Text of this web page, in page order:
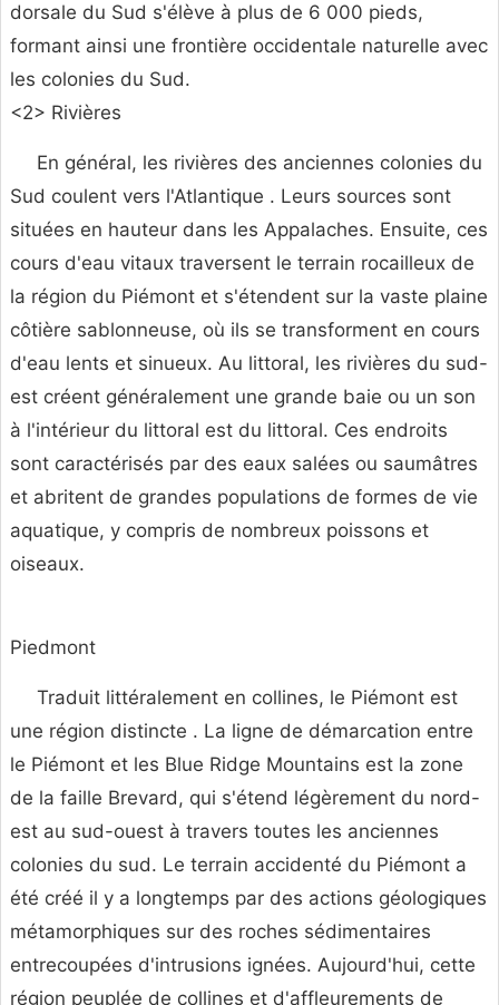
dorsale du Sud s'élève à plus de 6 000 pieds,
formant ainsi une frontière occidentale naturelle avec
les colonies du Sud.
<2> Rivières
En général, les rivières des anciennes colonies du
Sud coulent vers l'Atlantique . Leurs sources sont
situées en hauteur dans les Appalaches. Ensuite, ces
cours d'eau vitaux traversent le terrain rocailleux de
la région du Piémont et s'étendent sur la vaste plaine
côtière sablonneuse, où ils se transforment en cours
d'eau lents et sinueux. Au littoral, les rivières du sud-
est créent généralement une grande baie ou un son
à l'intérieur du littoral est du littoral. Ces endroits
sont caractérisés par des eaux salées ou saumâtres
et abritent de grandes populations de formes de vie
aquatique, y compris de nombreux poissons et
oiseaux.
Piedmont
Traduit littéralement en collines, le Piémont est
une région distincte . La ligne de démarcation entre
le Piémont et les Blue Ridge Mountains est la zone
de la faille Brevard, qui s'étend légèrement du nord-
est au sud-ouest à travers toutes les anciennes
colonies du sud. Le terrain accidenté du Piémont a
été créé il y a longtemps par des actions géologiques
métamorphiques sur des roches sédimentaires
entrecoupées d'intrusions ignées. Aujourd'hui, cette
région peuplée de collines et d'affleurements de